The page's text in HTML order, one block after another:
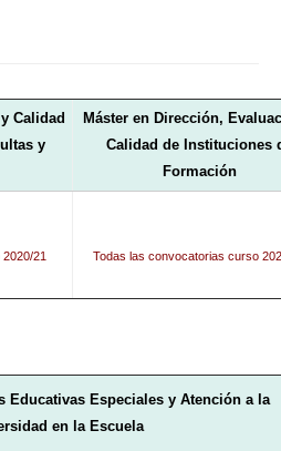
Calidad
y
Máster en Dirección,
Calidad de Instituciones
Formación
2020/21 Todas las convocatorias curso
Educativas Especiales y Atención a la
en la Escuela